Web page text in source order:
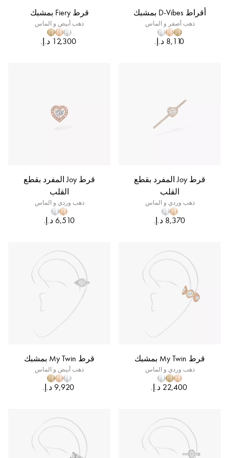
أقراط D-Vibes بمشبك
ذهب أصفر و الماس
قرط Fiery بمشبك
ذهب أبيض و الماس
قرط Joy المفرد بقطع
القلب
ذهب وردي و الماس
‏8,370 د.إ.‏
قرط Joy المفرد بقطع
القلب
ذهب وردي و الماس
‏6,510 د.إ.‏
قرط My Twin بمشبك
ذهب وردي و الماس
‏22,400 د.إ.‏
قرط My Twin بمشبك
ذهب أبيض و الماس